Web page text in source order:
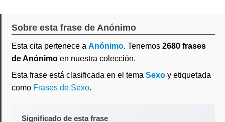
Sobre esta frase de Anónimo
Esta cita pertenece a Anónimo. Tenemos 2680 frases
de Anónimo en nuestra colección.
Esta frase está clasificada en el tema Sexo y etiquetada
como Frases de Sexo.
Significado de esta frase